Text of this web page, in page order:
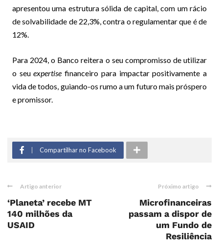
apresentou uma estrutura sólida de capital, com um rácio
de solvabilidade de 22,3%, contra o regulamentar que é de
12%.
Para 2024, o Banco reitera o seu compromisso de utilizar
o seuexpertise financeiro para impactar positivamente a
vida de todos, guiando-os rumo a um futuro mais próspero
e promissor.
Compartilhar no Facebook
Artigo anterior
‘Planeta’ recebe MT
140 milhões da
USAID
Próximo artigo
Microfinanceiras
passam a dispor de
um Fundo de
Resiliência